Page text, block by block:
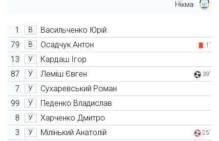
Нікма
1 В
Васильченко Юрій
79
В Осадчук Антон 1'
13 У
Кардаш Ігор
87
У Леміш Євген 39'
7 У
Сухаревський Роман
99
У
Педенко Владислав
8
У
Харченко Дмитро
3
У Мілінький Анатолій 25'